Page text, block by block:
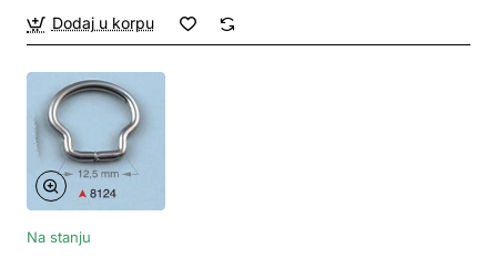
Dodaj u korpu
Na stanju